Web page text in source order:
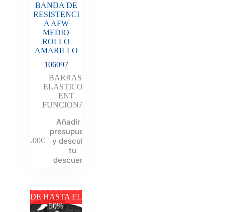
BANDA DE
RESISTENCI
A AFW
MEDIO
ROLLO
AMARILLO
106097
BARRAS
ELASTICOS
ENT
FUNCIONAL
48.00€
Añadir al
presupuesto
y descubre
tu
descuento
DE HASTA EL
50%